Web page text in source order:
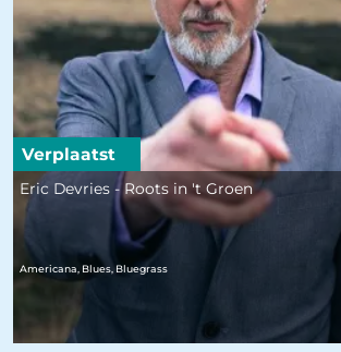
Eric Devries - Roots in 't Groen
Americana, Blues, Bluegrass
Verplaatst